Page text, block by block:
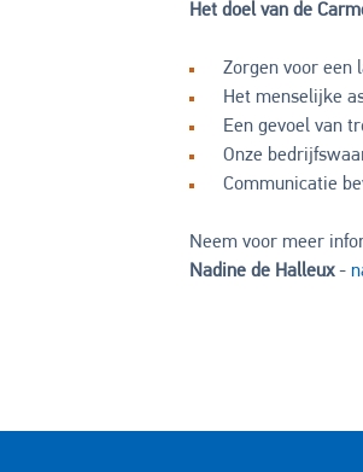
Het doel van de
Zorgen voor een
Het menselijke
Een gevoel van
Onze
Communicatie
Neem voor meer
Nadine de Halleux-